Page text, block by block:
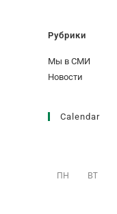
Рубрики
Мы в СМИ
Новости
Calendar
ПН ВТ